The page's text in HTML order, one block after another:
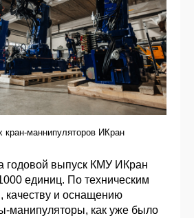
кран-маннипуляторов ИКран
годовой выпуск КМУ ИКран
единиц. По техническим
качеству и оснащению
манипуляторы, как уже было